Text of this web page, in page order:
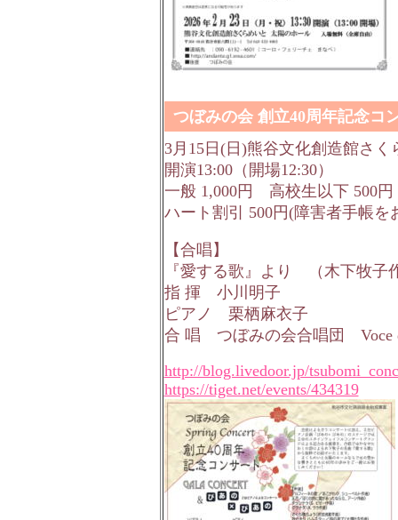
つぼみの会 創立40周年記念コ
3月15日(日)熊谷文化創造館さ
開演13:00（開場12:30）
一般 1,000円 高校生以下 500
ハート割引 500円(障害者手帳
【合唱】
『愛する歌』より （木下牧子
指 揮 小川明子
ピアノ 栗栖麻衣子
合 唱 つぼみの会合唱団 Voce
http://blog.livedoor.jp/
https://tiget.net/events/434319